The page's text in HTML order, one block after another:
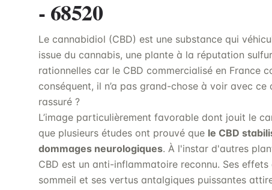
- 68520
Le cannabidiol (CBD) est une substance qui
issue du cannabis, une plante à la réputation
rationnelles car le CBD commercialisé en France
conséquent, il n’a pas grand-chose à voir avec
rassuré ?
L’image particulièrement favorable dont jouit le
que plusieurs études ont prouvé que le CBD
dommages neurologiques. À l'instar d'autres
CBD est un anti-inflammatoire reconnu. Ses
sommeil et ses vertus antalgiques puissantes